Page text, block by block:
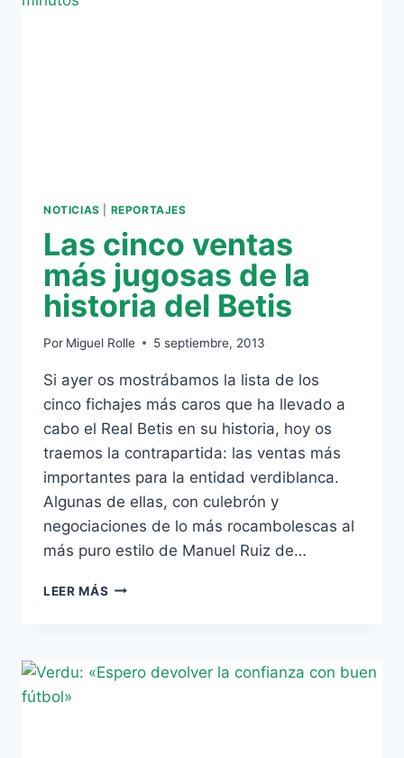
NOTICIAS REPORTAJES
Las cinco ventas
más jugosas de la
historia del Betis
Por Miguel Rolle 5 septiembre, 2013
Si ayer os mostrábamos la lista de los
cinco fichajes más caros que ha llevado a
cabo el Real Betis en su historia, hoy os
traemos la contrapartida: las ventas más
importantes para la entidad verdiblanca.
Algunas de ellas, con culebrón y
negociaciones de lo más rocambolescas al
más puro estilo de Manuel Ruiz de…
LEER MÁS LAS
DE